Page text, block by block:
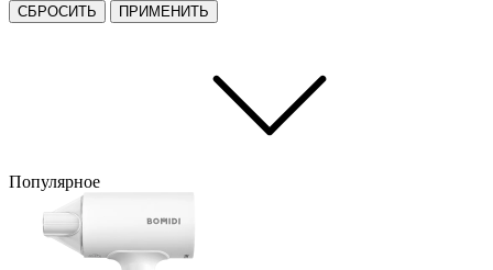
СБРОСИТЬ ПРИМЕНИТЬ
Популярное